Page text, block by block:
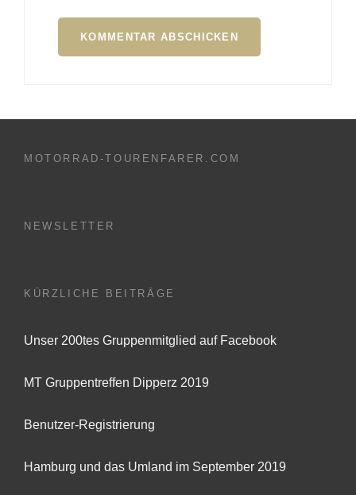
MOTORRAD-TOURENFARER.COM
NEWSLETTER
KÜRZLICHE BEITRÄGE
Unser 200tes Gruppenmitglied auf Facebook
MT Gruppentreffen Dipperz 2019
Benutzer-Registrierung
Hamburg und das Umland im September 2019